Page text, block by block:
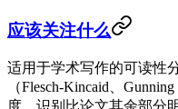
应该关注什么
适用于学术写作的可读性
（Flesch-Kincaid、